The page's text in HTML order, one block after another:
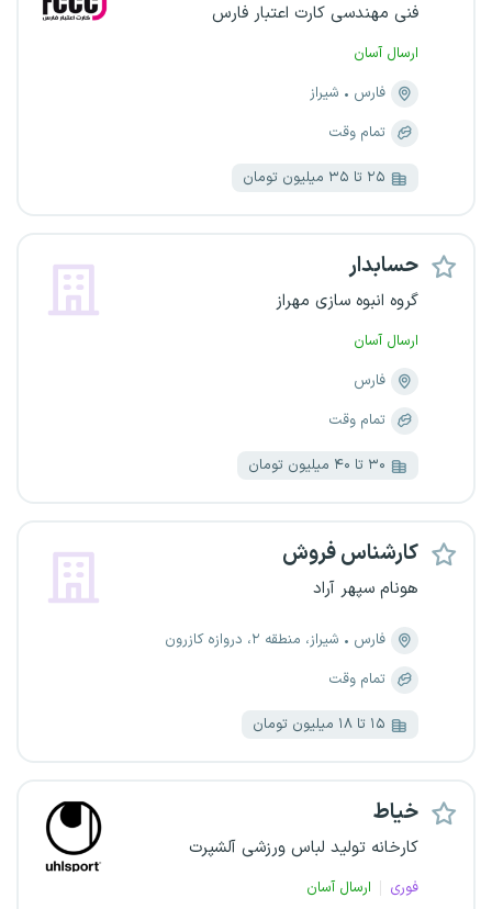
فنی مهندسی کارت اعتبار فارس
ارسال آسان
فارس
شیراز
تمام وقت
۲۵ تا ۳۵ میلیون تومان
حسابدار
گروه انبوه سازی مهراز
ارسال آسان
فارس
تمام وقت
۳۰ تا ۴۰ میلیون تومان
کارشناس فروش
هونام سپهر آراد
فارس
شیراز، منطقه ۲، دروازه کازرون
تمام وقت
۱۵ تا ۱۸ میلیون تومان
خیاط
کارخانه تولید لباس ورزشی آلشپرت
فوری ارسال آسان